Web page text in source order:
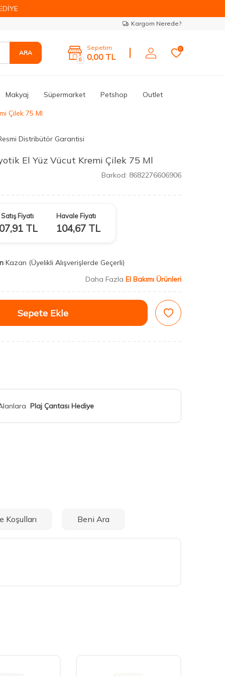
Kargom Nerede?
ARA
0
Sepetim
0,00 TL
0
Makyaj Süpermarket Petshop Outlet
Çilek 75 Ml
Distribütör Garantisi
El Yüz Vücut Kremi Çilek 75 Ml
Barkod: 8682276606906
Satış Fiyatı
TL
Havale Fiyatı
104,67 TL
Kazan (Üyelikli Alışverişlerde Geçerli)
Daha Fazla El Bakımı Ürünleri
Sepete Ekle
Plaj Çantası Hediye
Koşulları Beni Ara